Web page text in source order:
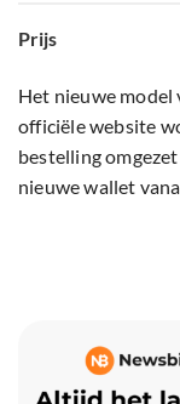
Prijs
Het nieuwe model
officiële website
bestelling
nieuwe wallet